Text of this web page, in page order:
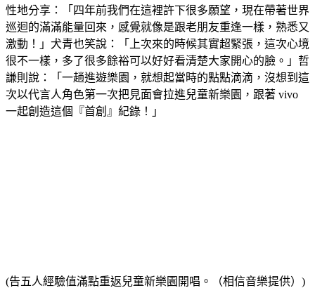
性地分享：「四年前我們在這裡許下很多願望，現在帶著世界
巡迴的滿滿能量回來，感覺就像是跟老朋友重逢一樣，熟悉又
激動！」犬青也笑說：「上次來的時候其實超緊張，這次心境
很不一樣，多了很多餘裕可以好好看清楚大家開心的臉。」哲
謙則說：「一趟進遊樂園，就想起當時的點點滴滴，沒想到這
次以代言人角色第一次把見面會拉進兒童新樂園，跟著 vivo
一起創造這個『首創』紀錄！」
(告五人經驗值滿點重返兒童新樂園開唱。（相信音樂提供）)